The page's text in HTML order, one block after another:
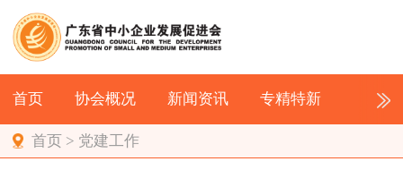
首页 协会概况 新闻资讯 专精特新
首页 > 党建工作